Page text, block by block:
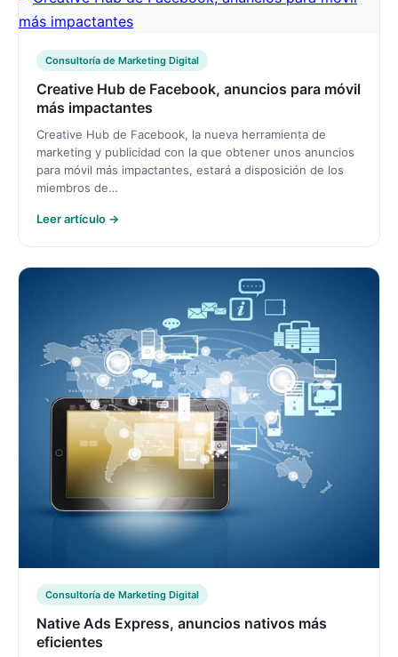
Consultoría de Marketing Digital
Creative Hub de Facebook, anuncios para móvil
más impactantes
Creative Hub de Facebook, la nueva herramienta de
marketing y publicidad con la que obtener unos anuncios
para móvil más impactantes, estará a disposición de los
miembros de…
Leer artículo →
Consultoría de Marketing Digital
Native Ads Express, anuncios nativos más
eficientes